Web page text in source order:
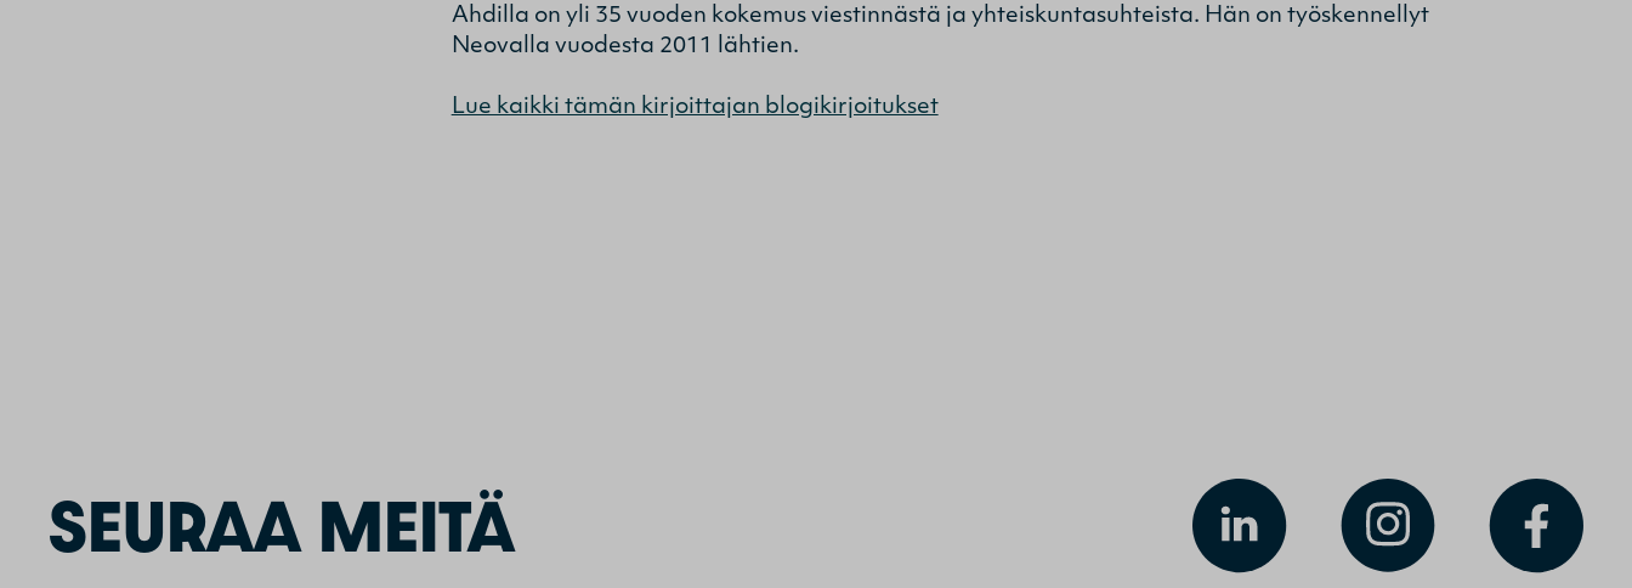
Ahdilla on yli 35 vuoden kokemus viestinnästä ja yhteiskuntasuhteista. Hän on työskennellyt
Neovalla vuodesta 2011 lähtien.
Lue kaikki tämän kirjoittajan blogikirjoitukset
SEURAA MEITÄ